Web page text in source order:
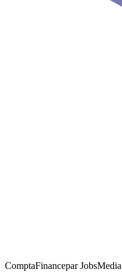
ComptaFinancepar JobsMedia